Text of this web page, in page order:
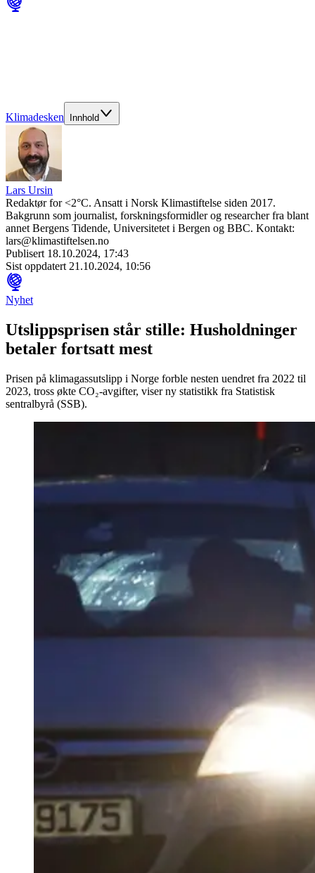
Klimadesken Innhold
Lars Ursin
Redaktør for <2°C. Ansatt i Norsk Klimastiftelse siden 2017.
Bakgrunn som journalist, forskningsformidler og researcher fra blant
annet Bergens Tidende, Universitetet i Bergen og BBC. Kontakt:
lars@klimastiftelsen.no
Publisert 18.10.2024, 17:43
Sist oppdatert 21.10.2024, 10:56
Nyhet
Utslippsprisen står stille: Husholdninger
betaler fortsatt mest
Prisen på klimagassutslipp i Norge forble nesten uendret fra 2022 til
2023, tross økte CO₂-avgifter, viser ny statistikk fra Statistisk
sentralbyrå (SSB).